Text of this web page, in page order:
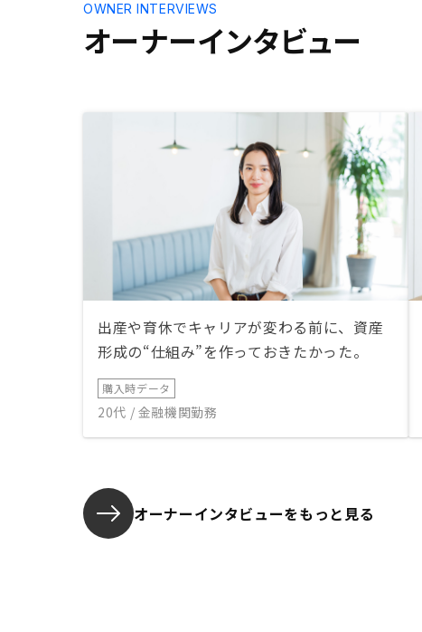
したか忘れてしまう。
オーナーインタビュー
OWNER INTERVIEWS
出産や育休でキャリアが変わる前に、資産
形成の“仕組み”を作っておきたかった。
購入時データ
20代 / 金融機関勤務
オーナーインタビューをもっと見る